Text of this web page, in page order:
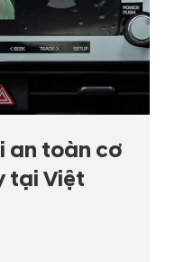
an toàn cơ
tại Việt